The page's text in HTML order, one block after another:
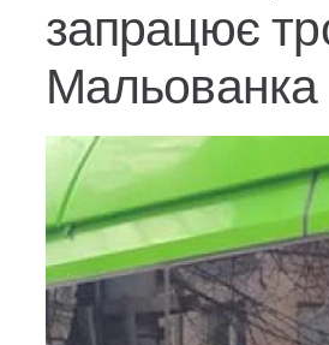
запрацює
Мальованка